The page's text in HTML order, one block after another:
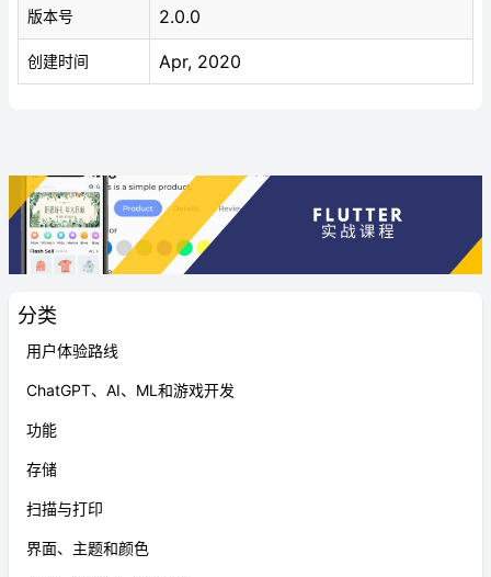
分类
用户体验路线
ChatGPT、AI、ML和游戏开发
功能
存储
扫描与打印
界面、主题和颜色
版本号 2.0.0
创建时间 Apr, 2020